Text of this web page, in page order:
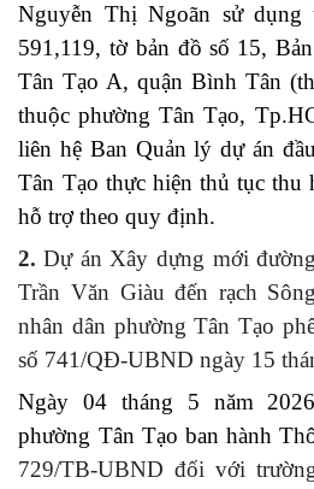
Nguyễn Thị Ngoãn sử dụng
591,119, tờ bản đồ số 15,
Tân Tạo A, quận Bình Tân
thuộc phường Tân Tạo,
liên hệ Ban Quản lý dự án
Tân Tạo thực hiện thủ tục thu
hỗ trợ theo quy định.
2. Dự án Xây dựng mới
Trần Văn Giàu đến rạch
nhân dân phường Tân Tạo
số 741/QĐ-UBND ngày 15
Ngày 04 tháng 5 năm
phường Tân Tạo ban hành
729/TB-UBND đối với